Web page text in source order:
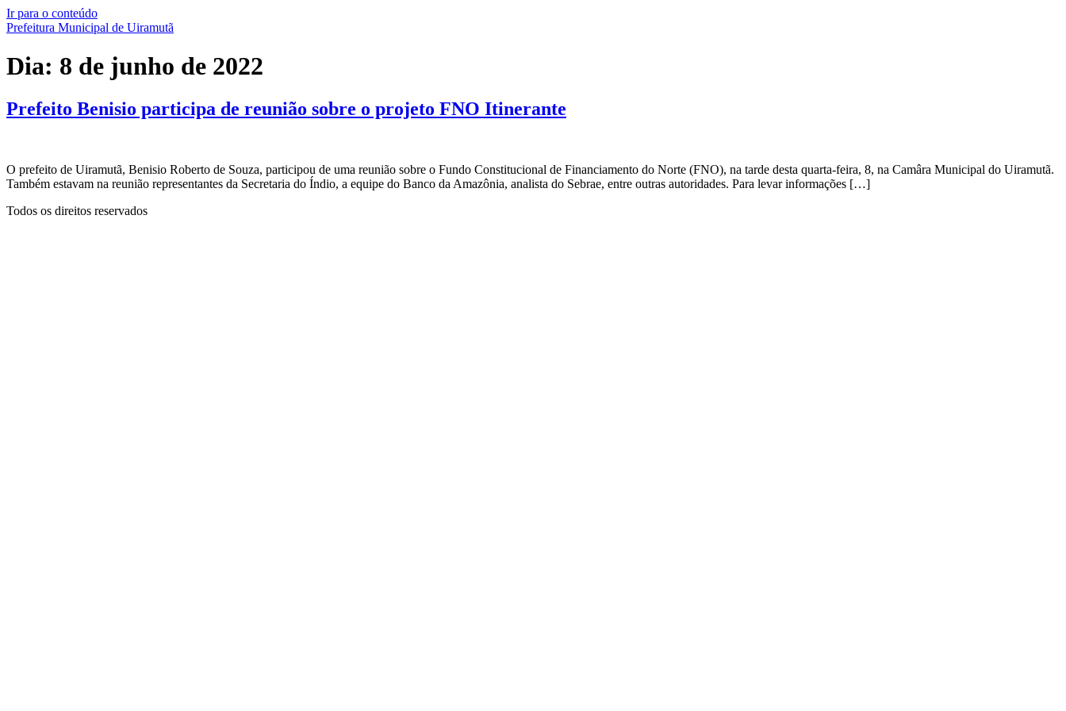
Ir para o conteúdo
Prefeitura Municipal de Uiramutã
Dia: 8 de junho de 2022
Prefeito Benisio participa de reunião sobre o projeto FNO Itinerante
O prefeito de Uiramutã, Benisio Roberto de Souza, participou de uma reunião sobre o Fundo Constitucional de Financiamento do Norte (FNO), na tarde desta quarta-feira, 8, na Camâra Municipal do Uiramutã.
Também estavam na reunião representantes da Secretaria do Índio, a equipe do Banco da Amazônia, analista do Sebrae, entre outras autoridades. Para levar informações […]
Todos os direitos reservados